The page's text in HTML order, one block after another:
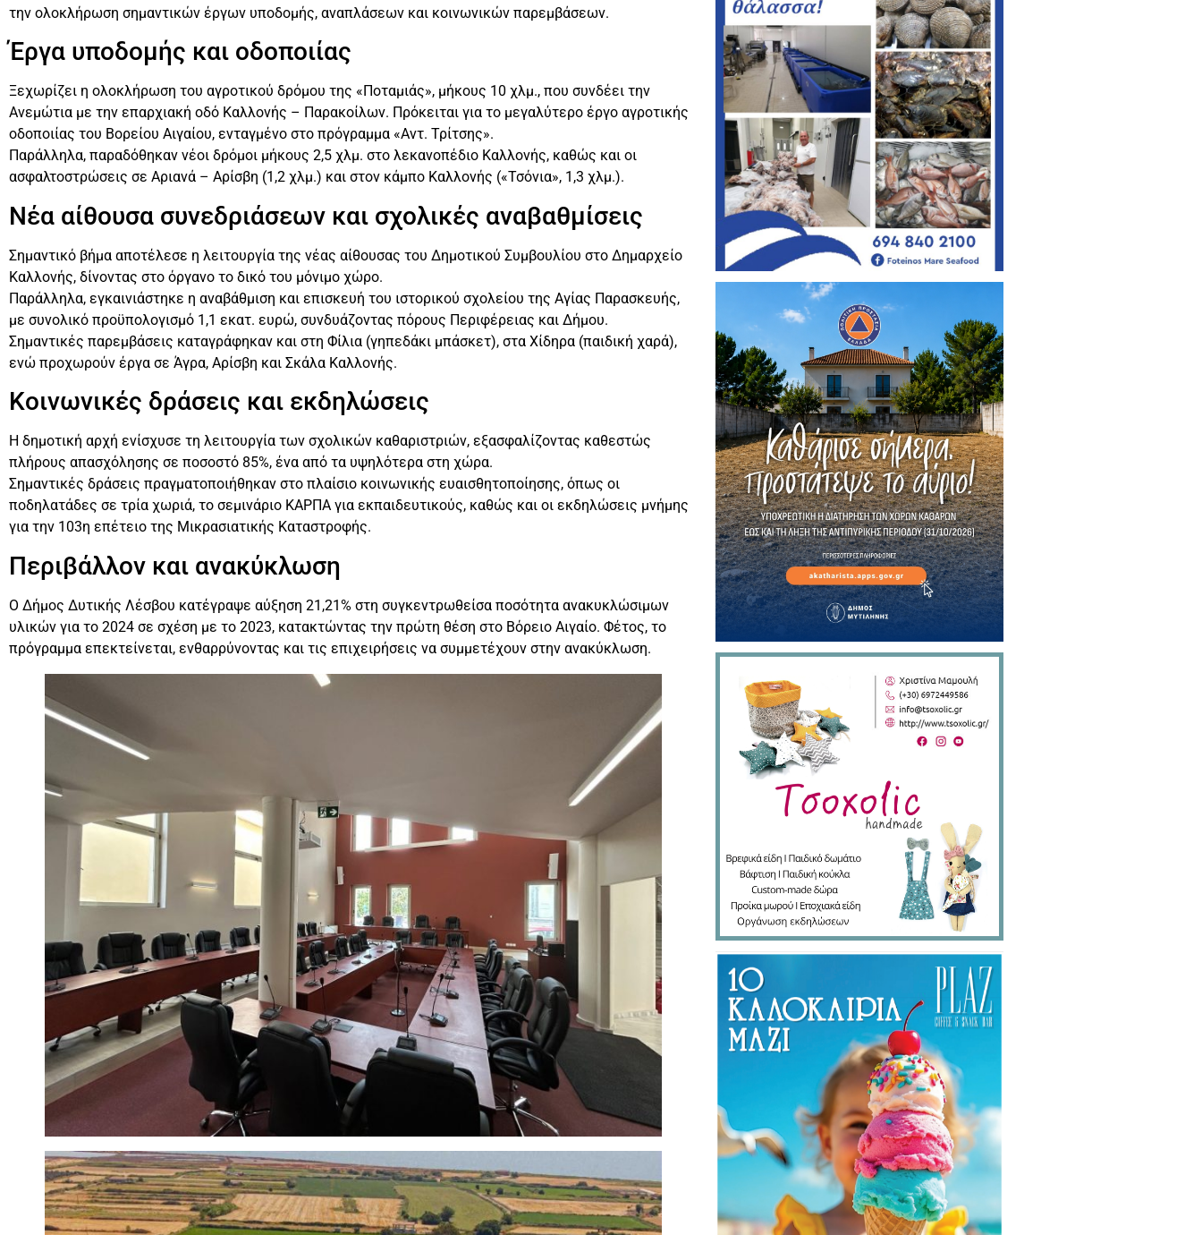
την ολοκλήρωση σημαντικών έργων υποδομής, αναπλάσεων και κοινωνικών παρεμβάσεων.
Έργα υποδομής και οδοποιίας
Ξεχωρίζει η ολοκλήρωση του αγροτικού δρόμου της «Ποταμιάς», μήκους 10 χλμ., που συνδέει την
Ανεμώτια με την επαρχιακή οδό Καλλονής – Παρακοίλων. Πρόκειται για το μεγαλύτερο έργο αγροτικής
οδοποιίας του Βορείου Αιγαίου, ενταγμένο στο πρόγραμμα «Αντ. Τρίτσης».
Παράλληλα, παραδόθηκαν νέοι δρόμοι μήκους 2,5 χλμ. στο λεκανοπέδιο Καλλονής, καθώς και οι
ασφαλτοστρώσεις σε Αριανά – Αρίσβη (1,2 χλμ.) και στον κάμπο Καλλονής («Τσόνια», 1,3 χλμ.).
Νέα αίθουσα συνεδριάσεων και σχολικές αναβαθμίσεις
Σημαντικό βήμα αποτέλεσε η λειτουργία της νέας αίθουσας του Δημοτικού Συμβουλίου στο Δημαρχείο
Καλλονής, δίνοντας στο όργανο το δικό του μόνιμο χώρο.
Παράλληλα, εγκαινιάστηκε η αναβάθμιση και επισκευή του ιστορικού σχολείου της Αγίας Παρασκευής,
με συνολικό προϋπολογισμό 1,1 εκατ. ευρώ, συνδυάζοντας πόρους Περιφέρειας και Δήμου.
Σημαντικές παρεμβάσεις καταγράφηκαν και στη Φίλια (γηπεδάκι μπάσκετ), στα Χίδηρα (παιδική χαρά),
ενώ προχωρούν έργα σε Άγρα, Αρίσβη και Σκάλα Καλλονής.
Κοινωνικές δράσεις και εκδηλώσεις
Η δημοτική αρχή ενίσχυσε τη λειτουργία των σχολικών καθαριστριών, εξασφαλίζοντας καθεστώς
πλήρους απασχόλησης σε ποσοστό 85%, ένα από τα υψηλότερα στη χώρα.
Σημαντικές δράσεις πραγματοποιήθηκαν στο πλαίσιο κοινωνικής ευαισθητοποίησης, όπως οι
ποδηλατάδες σε τρία χωριά, το σεμινάριο ΚΑΡΠΑ για εκπαιδευτικούς, καθώς και οι εκδηλώσεις μνήμης
για την 103η επέτειο της Μικρασιατικής Καταστροφής.
Περιβάλλον και ανακύκλωση
Ο Δήμος Δυτικής Λέσβου κατέγραψε αύξηση 21,21% στη συγκεντρωθείσα ποσότητα ανακυκλώσιμων
υλικών για το 2024 σε σχέση με το 2023, κατακτώντας την πρώτη θέση στο Βόρειο Αιγαίο. Φέτος, το
πρόγραμμα επεκτείνεται, ενθαρρύνοντας και τις επιχειρήσεις να συμμετέχουν στην ανακύκλωση.